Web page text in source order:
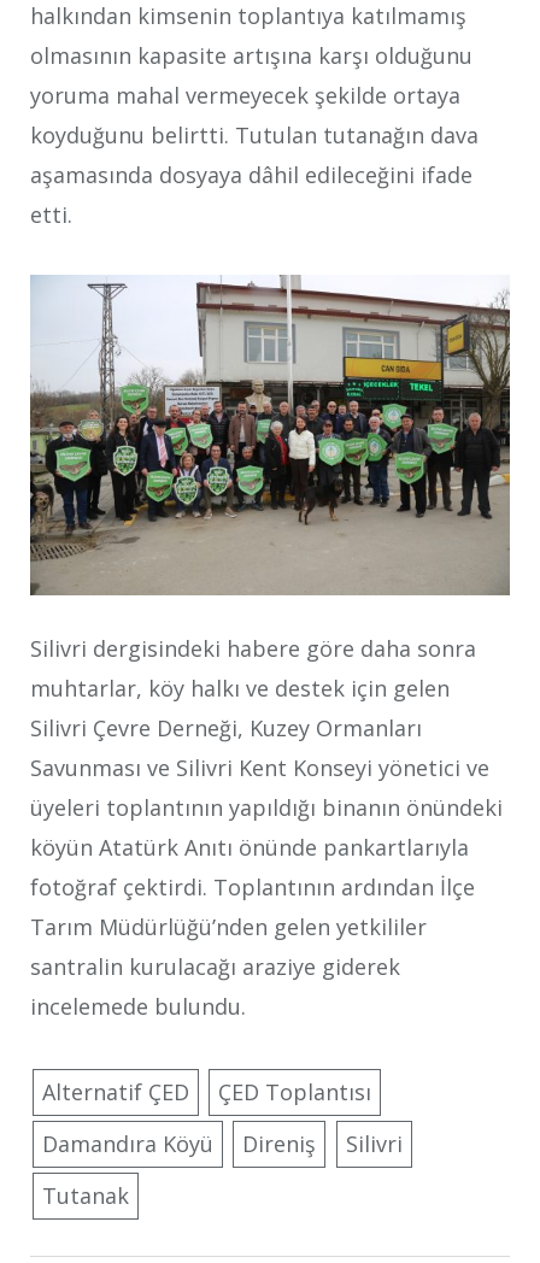
halkından kimsenin toplantıya katılmamış
olmasının kapasite artışına karşı olduğunu
yoruma mahal vermeyecek şekilde ortaya
koyduğunu belirtti. Tutulan tutanağın dava
aşamasında dosyaya dâhil edileceğini ifade
etti.
Silivri dergisindeki habere göre daha sonra
muhtarlar, köy halkı ve destek için gelen
Silivri Çevre Derneği, Kuzey Ormanları
Savunması ve Silivri Kent Konseyi yönetici ve
üyeleri toplantının yapıldığı binanın önündeki
köyün Atatürk Anıtı önünde pankartlarıyla
fotoğraf çektirdi. Toplantının ardından İlçe
Tarım Müdürlüğü’nden gelen yetkililer
santralin kurulacağı araziye giderek
incelemede bulundu.
Alternatif ÇED
ÇED Toplantısı
Damandıra Köyü
Direniş
Silivri
Tutanak